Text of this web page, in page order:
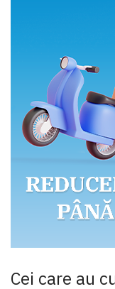
Cei care au